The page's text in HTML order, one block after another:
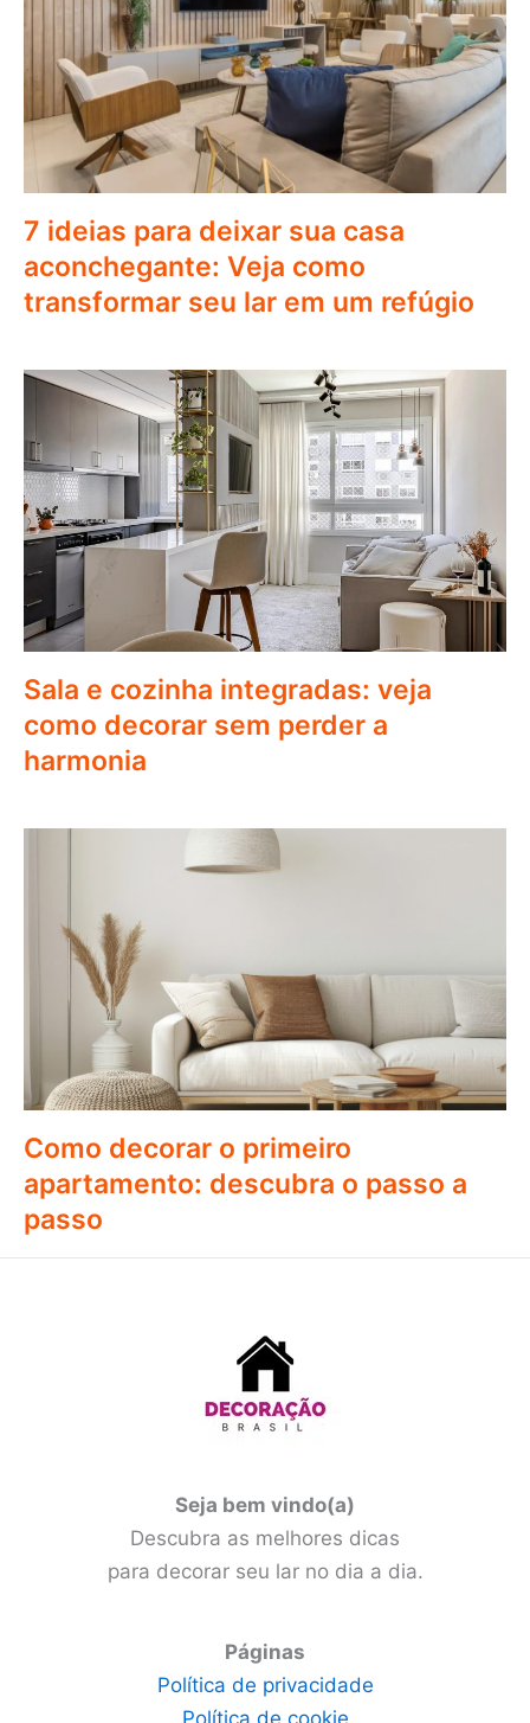
7 ideias para deixar sua casa
aconchegante: Veja como
transformar seu lar em um refúgio
Sala e cozinha integradas: veja
como decorar sem perder a
harmonia
Como decorar o primeiro
apartamento: descubra o passo a
passo
Seja bem vindo(a)
Descubra as melhores dicas
para decorar seu lar no dia a dia.
Páginas
Política de privacidade
Política de cookie